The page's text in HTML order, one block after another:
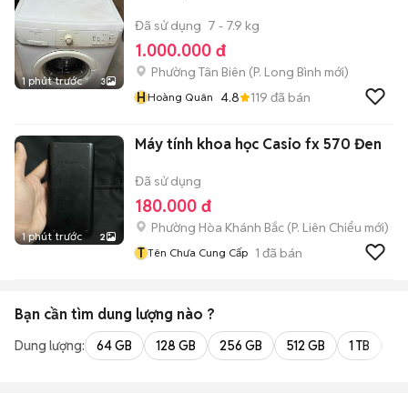
1 phút trước 3
Đã sử dụng 7 - 7.9 kg
1.000.000 đ
Phường Tân Biên (P. Long Bình mới)
HHoàng Quân 4.8 119 đã bán
1 phút trước 2
Máy tính khoa học Casio fx 570 Đen
Đã sử dụng
180.000 đ
Phường Hòa Khánh Bắc (P. Liên Chiểu mới)
T Tên Chưa Cung Cấp 1 đã bán
Bạn cần tìm dung lượng nào ?
Dung lượng: 64 GB 128 GB 256 GB 512 GB 1 TB